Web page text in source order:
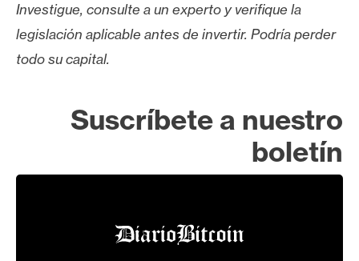
Investigue, consulte a un experto y verifique la
legislación aplicable antes de invertir. Podría perder
todo su capital.
Suscríbete a nuestro
boletín